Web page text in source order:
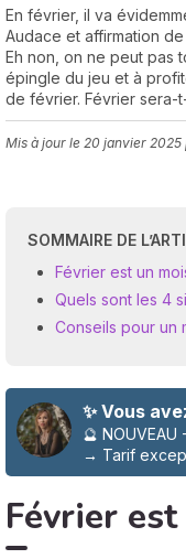
En février, il va
Audace et affirmation
Eh non, on ne peut pas
épingle du jeu et à
de février. Février sera-
Mis à jour le 20 janvier 2025
SOMMAIRE DE
Février est un
Quels sont les 4
Conseils pour un
✨ Vous
🔮
→ Tarif
Février